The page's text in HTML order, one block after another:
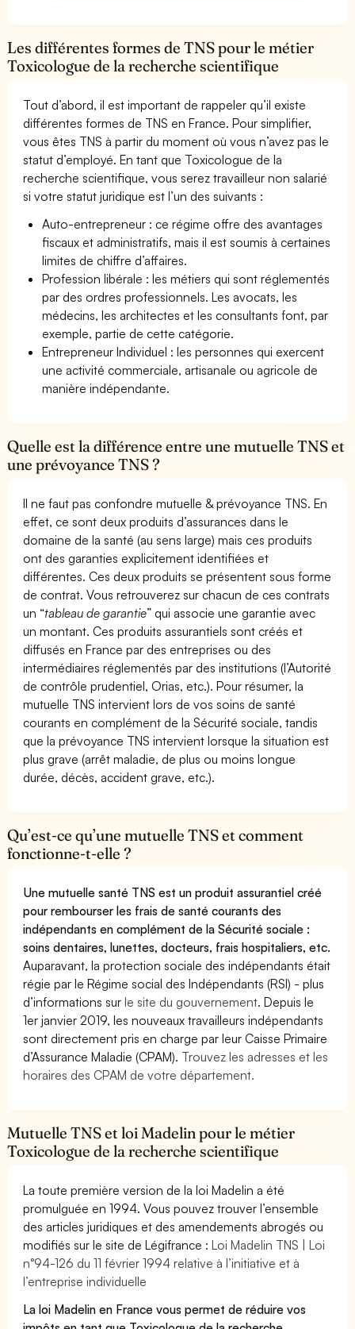
Les différentes formes de TNS pour le métier
Toxicologue de la recherche scientifique
Tout d’abord, il est important de rappeler qu’il existe
différentes formes de TNS en France. Pour simplifier,
vous êtes TNS à partir du moment où vous n’avez pas le
statut d’employé. En tant que Toxicologue de la
recherche scientifique, vous serez travailleur non salarié
si votre statut juridique est l’un des suivants :
Auto-entrepreneur : ce régime offre des avantages
fiscaux et administratifs, mais il est soumis à certaines
limites de chiffre d’affaires.
Profession libérale : les métiers qui sont réglementés
par des ordres professionnels. Les avocats, les
médecins, les architectes et les consultants font, par
exemple, partie de cette catégorie.
Entrepreneur Individuel : les personnes qui exercent
une activité commerciale, artisanale ou agricole de
manière indépendante.
Quelle est la différence entre une mutuelle TNS et
une prévoyance TNS ?
Il ne faut pas confondre mutuelle & prévoyance TNS. En
effet, ce sont deux produits d’assurances dans le
domaine de la santé (au sens large) mais ces produits
ont des garanties explicitement identifiées et
différentes. Ces deux produits se présentent sous forme
de contrat. Vous retrouverez sur chacun de ces contrats
un “tableau de garantie” qui associe une garantie avec
un montant. Ces produits assurantiels sont créés et
diffusés en France par des entreprises ou des
intermédiaires réglementés par des institutions (l’Autorité
de contrôle prudentiel, Orias, etc.). Pour résumer, la
mutuelle TNS intervient lors de vos soins de santé
courants en complément de la Sécurité sociale, tandis
que la prévoyance TNS intervient lorsque la situation est
plus grave (arrêt maladie, de plus ou moins longue
durée, décès, accident grave, etc.).
Qu’est-ce qu’une mutuelle TNS et comment
fonctionne-t-elle ?
Une mutuelle santé TNS est un produit assurantiel créé
pour rembourser les frais de santé courants des
indépendants en complément de la Sécurité sociale :
soins dentaires, lunettes, docteurs, frais hospitaliers, etc.
Auparavant, la protection sociale des indépendants était
régie par le Régime social des Indépendants (RSI) - plus
d’informations surle site du gouvernement. Depuis le
1er janvier 2019, les nouveaux travailleurs indépendants
sont directement pris en charge par leur Caisse Primaire
d’Assurance Maladie (CPAM). Trouvez les adresses et les
horaires des CPAM de votre département.
Mutuelle TNS et loi Madelin pour le métier
Toxicologue de la recherche scientifique
La toute première version de la loi Madelin a été
promulguée en 1994. Vous pouvez trouver l’ensemble
des articles juridiques et des amendements abrogés ou
modifiés sur le site de Légifrance :Loi Madelin TNS | Loi
n°94-126 du 11 février 1994 relative à l’initiative et à
l’entreprise individuelle
La loi Madelin en France vous permet de réduire vos